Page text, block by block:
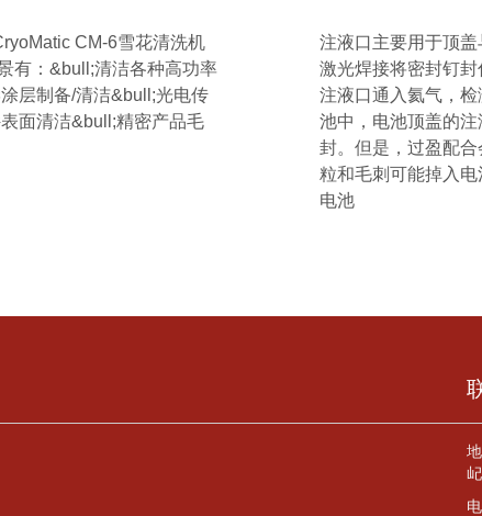
CM-6雪花清洗机
有：&bull;清洁各种高功率
层制备/清洁&bull;光电传
面清洁&bull;精密产品毛
注液口主要用于顶
激光焊接将密封钉
注液口通入氦气，
池中，电池顶盖的
封。但是，过盈配
粒和毛刺可能掉入
电池